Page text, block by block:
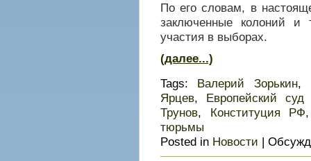
По его словам, в
заключенные колоний
участия в выборах.
(далее...)
Tags: Валерий Зорькин,
Ярцев, Европейский
Трунов, Конституция РФ
тюрьмы
Posted in Новости |